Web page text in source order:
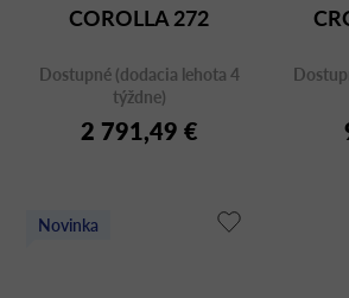
COROLLA 272
Dostupné (dodacia lehota 4
týždne)
2 791,49 €
Novinka